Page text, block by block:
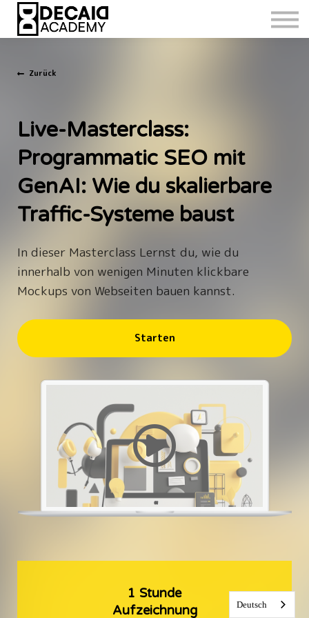
Zurück
Live-Masterclass:
Programmatic SEO mit
GenAI: Wie du skalierbare
Traffic-Systeme baust
In dieser Masterclass Lernst du, wie du
innerhalb von wenigen Minuten klickbare
Mockups von Webseiten bauen kannst.
Starten
1 Stunde
Aufzeichnung
Deutsch